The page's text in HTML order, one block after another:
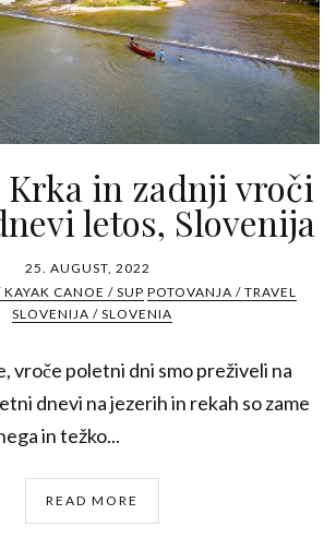
in zadnji vroči
letos, Slovenija
25. AUGUST, 2022
CANOE / SUP POTOVANJA / TRAVEL
SLOVENIJA / SLOVENIA
vroče poletni dni smo preživeli na
dnevi na jezerih in rekah so zame
in težko...
READ MORE